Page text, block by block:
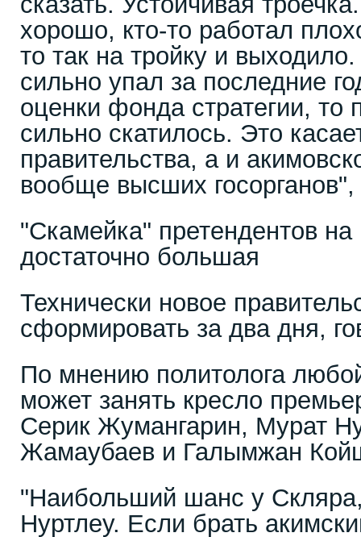
хорошо, кто-то работал
то так на тройку и
сильно упал за последние
оценки фонда стратегии, то
сильно скатилось. Это
правительства, а и
вообще высших
"Скамейка" претендентов
достаточно большая
Технически новое
сформировать за два дня,
По мнению политолога
может занять кресло
Серик Жумангарин, Мурат
Жамаубаев и Галымжан
"Наибольший шанс у
Нуртлеу. Если брать